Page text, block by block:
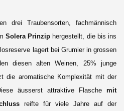
drei Traubensorten, fachmännisch
Solera Prinzip hergestellt, die bis ins
lagert bei Grumier in grossen
diesen alten Weinen, 25% junge
die aromatische Komplexität mit der
äusserst attraktive Flasche mit
reifte für viele Jahre auf der